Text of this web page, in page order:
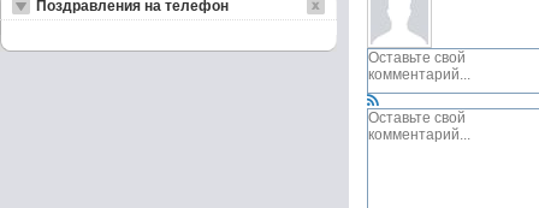
Поздравления на телефон